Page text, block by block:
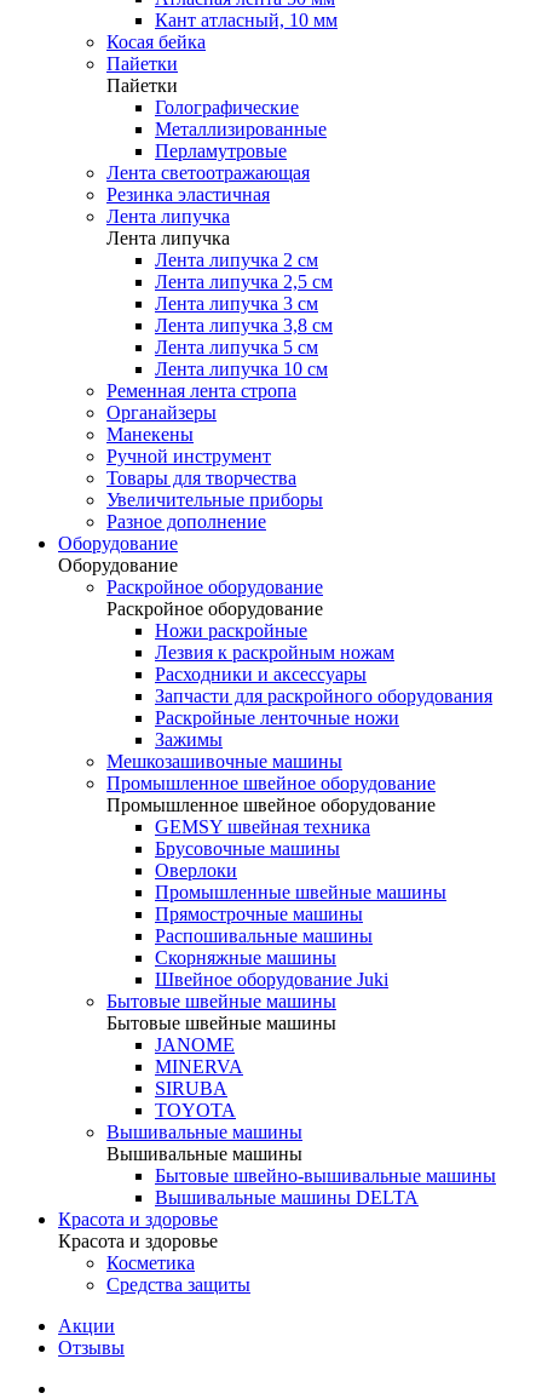
Кант атласный, 10 мм
Косая бейка
Пайетки
Пайетки
Голографические
Металлизированные
Перламутровые
Лента светоотражающая
Резинка эластичная
Лента липучка
Лента липучка
Лента липучка 2 см
Лента липучка 2,5 см
Лента липучка 3 см
Лента липучка 3,8 см
Лента липучка 5 см
Лента липучка 10 см
Ременная лента стропа
Органайзеры
Манекены
Ручной инструмент
Товары для творчества
Увеличительные приборы
Разное дополнение
Оборудование
Оборудование
Раскройное оборудование
Раскройное оборудование
Ножи раскройные
Лезвия к раскройным ножам
Расходники и аксессуары
Запчасти для раскройного оборудования
Раскройные ленточные ножи
Зажимы
Мешкозашивочные машины
Промышленное швейное оборудование
Промышленное швейное оборудование
GEMSY швейная техника
Брусовочные машины
Оверлоки
Промышленные швейные машины
Прямострочные машины
Распошивальные машины
Скорняжные машины
Швейное оборудование Juki
Бытовые швейные машины
Бытовые швейные машины
JANOME
MINERVA
SIRUBA
TOYOTA
Вышивальные машины
Вышивальные машины
Бытовые швейно-вышивальные машины
Вышивальные машины DELTA
Красота и здоровье
Красота и здоровье
Косметика
Средства защиты
Акции
Отзывы